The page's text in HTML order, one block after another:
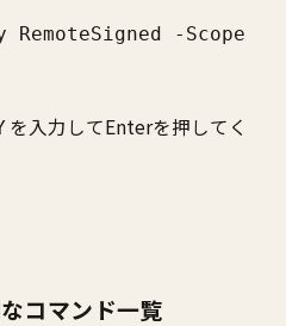
-Scope
を入力してEnterを押してく
コマンド一覧